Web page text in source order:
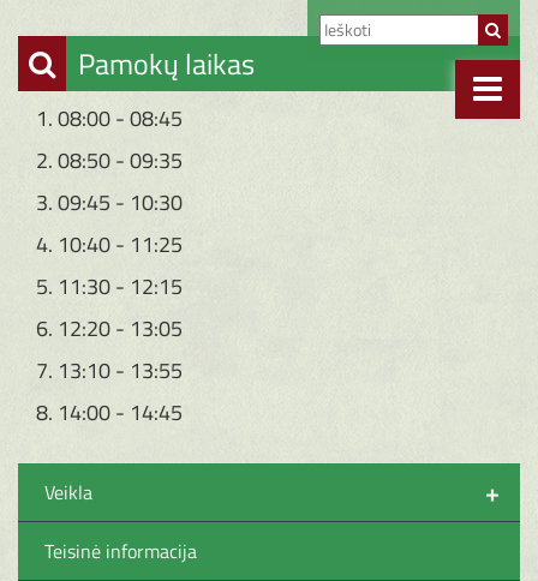
Pamokų laikas
1. 08:00 - 08:45
2. 08:50 - 09:35
3. 09:45 - 10:30
4. 10:40 - 11:25
5. 11:30 - 12:15
6. 12:20 - 13:05
7. 13:10 - 13:55
8. 14:00 - 14:45
+
Veikla
Teisinė informacija